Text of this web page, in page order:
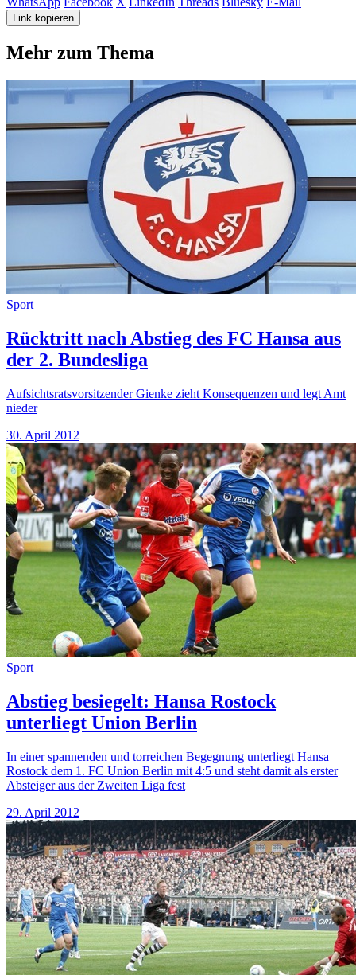
Link kopieren
Mehr zum Thema
Sport
Rücktritt nach Abstieg des FC Hansa aus
der 2. Bundesliga
Aufsichtsratsvorsitzender Gienke zieht Konsequenzen und legt Amt
nieder
30. April 2012
Sport
Abstieg besiegelt: Hansa Rostock
unterliegt Union Berlin
In einer spannenden und torreichen Begegnung unterliegt Hansa
Rostock dem 1. FC Union Berlin mit 4:5 und steht damit als erster
Absteiger aus der Zweiten Liga fest
29. April 2012